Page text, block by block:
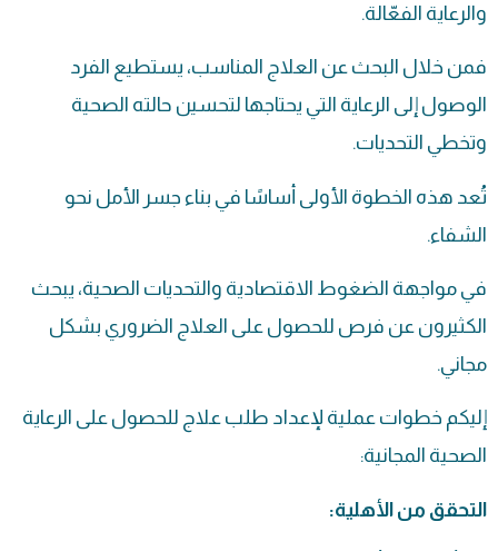
والرعاية الفعّالة.
فمن خلال البحث عن العلاج المناسب، يستطيع الفرد
الوصول إلى الرعاية التي يحتاجها لتحسين حالته الصحية
وتخطي التحديات.
تُعد هذه الخطوة الأولى أساسًا في بناء جسر الأمل نحو
الشفاء.
في مواجهة الضغوط الاقتصادية والتحديات الصحية، يبحث
الكثيرون عن فرص للحصول على العلاج الضروري بشكل
مجاني.
إليكم خطوات عملية لإعداد طلب علاج للحصول على الرعاية
الصحية المجانية:
التحقق من الأهلية: